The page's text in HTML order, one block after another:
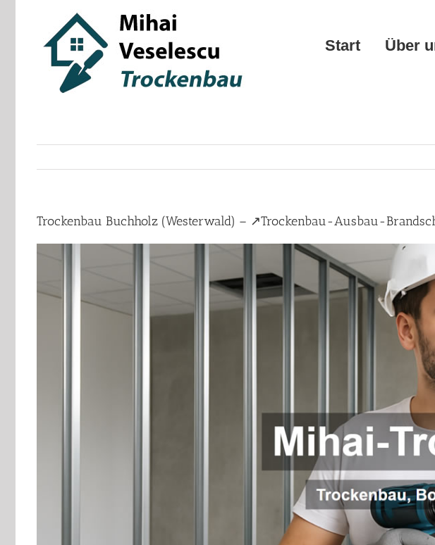
Start Über
Trockenbau Buchholz (Westerwald) – ↗️Trockenbau-Ausbau-